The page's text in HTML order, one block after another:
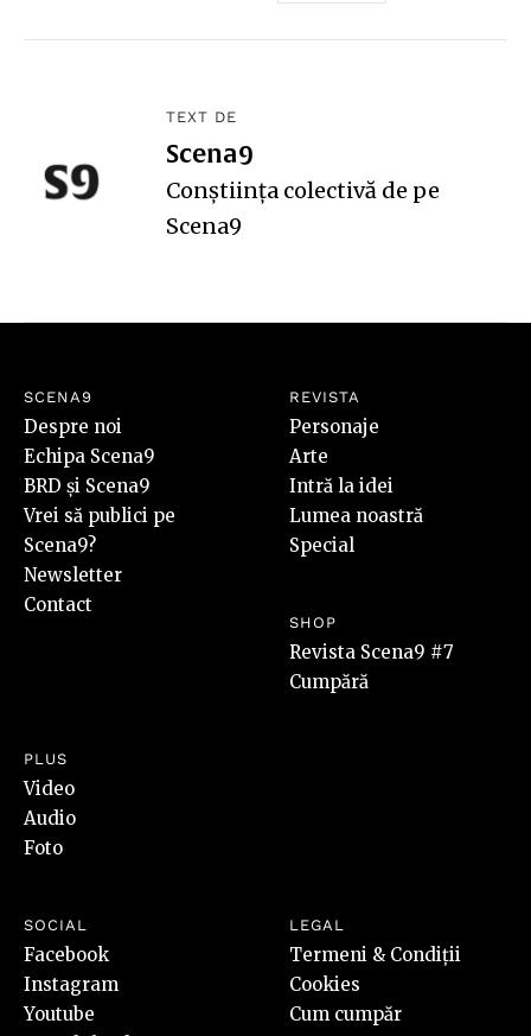
TEXT DE
Scena9
Conștiința colectivă de pe
Scena9
SCENA9
Despre noi
Echipa Scena9
BRD și Scena9
Vrei să publici pe
Scena9?
Newsletter
Contact
REVISTA
Personaje
Arte
Intră la idei
Lumea noastră
Special
SHOP
Revista Scena9 #7
Cumpără
PLUS
Video
Audio
Foto
SOCIAL
Facebook
Instagram
Youtube
LEGAL
Termeni & Condiții
Cookies
Cum cumpăr